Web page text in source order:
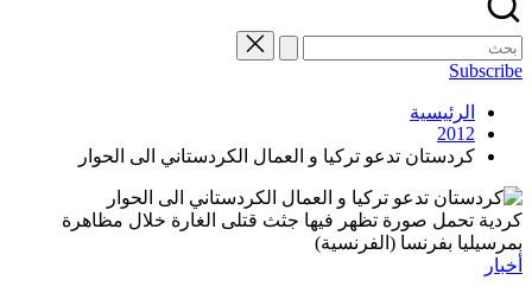
Subscribe
الرئيسية
2012
كردستان تدعو تركيا و العمال الكردستاني الى الحوار
كردية تحمل صورة تظهر فيها جثث قتلى الغارة خلال مظاهرة
بمرسيليا بفرنسا (الفرنسية)
نُشر
أخبار